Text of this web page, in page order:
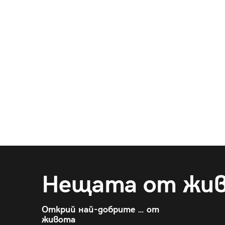
Нещата от
Открий най-добрите … от
живота